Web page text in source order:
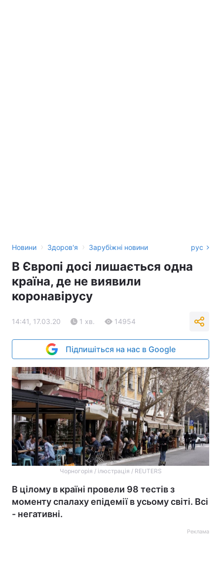
Новини › Здоров'я › Зарубіжні новини рус
В Європі досі лишається одна
країна, де не виявили
коронавірусу
14:41, 17.03.20 1 хв. 14954
Підпишіться на нас в Google
Чорногорія / ілюстрація / REUTERS
В цілому в країні провели 98 тестів з
моменту спалаху епідемії в усьому світі. Всі
- негативні.
Реклама